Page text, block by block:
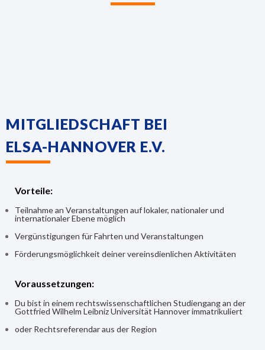
MITGLIEDSCHAFT BEI
ELSA-HANNOVER E.V.
Vorteile:
Teilnahme an Veranstaltungen auf lokaler, nationaler und
internationaler Ebene möglich
Vergünstigungen für Fahrten und Veranstaltungen
Förderungsmöglichkeit deiner vereinsdienlichen Aktivitäten
Voraussetzungen:
Du bist in einem rechtswissenschaftlichen Studiengang an der
Gottfried Wilhelm Leibniz Universität Hannover immatrikuliert
oder Rechtsreferendar aus der Region